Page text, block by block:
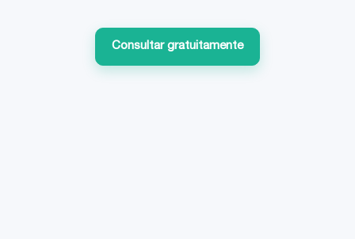
Consultar gratuitamente